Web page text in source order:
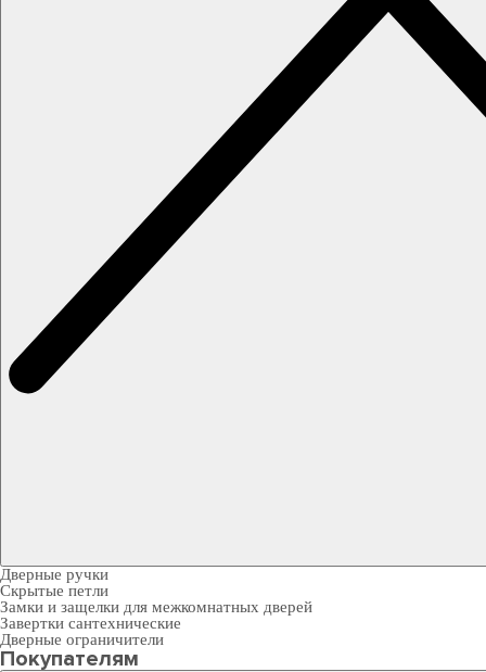
Дверные ручки
Скрытые петли
Замки и защелки для межкомнатных дверей
Завертки сантехнические
Дверные ограничители
Покупателям